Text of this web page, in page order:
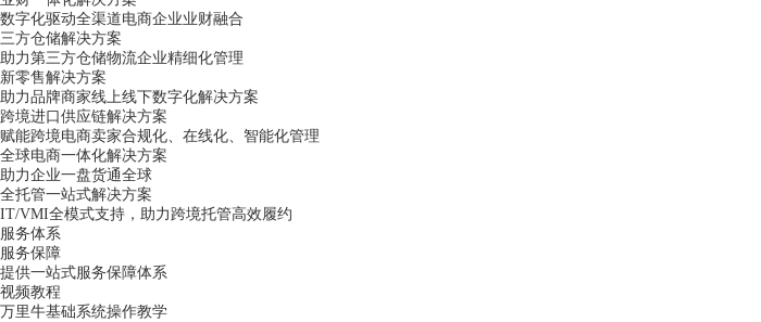
数字化驱动全渠道电商企业业财融合
三方仓储解决方案
助力第三方仓储物流企业精细化管理
新零售解决方案
助力品牌商家线上线下数字化解决方案
跨境进口供应链解决方案
赋能跨境电商卖家合规化、在线化、智能化管理
全球电商一体化解决方案
助力企业一盘货通全球
全托管一站式解决方案
IT/VMI全模式支持，助力跨境托管高效履约
服务体系
服务保障
提供一站式服务保障体系
视频教程
万里牛基础系统操作教学